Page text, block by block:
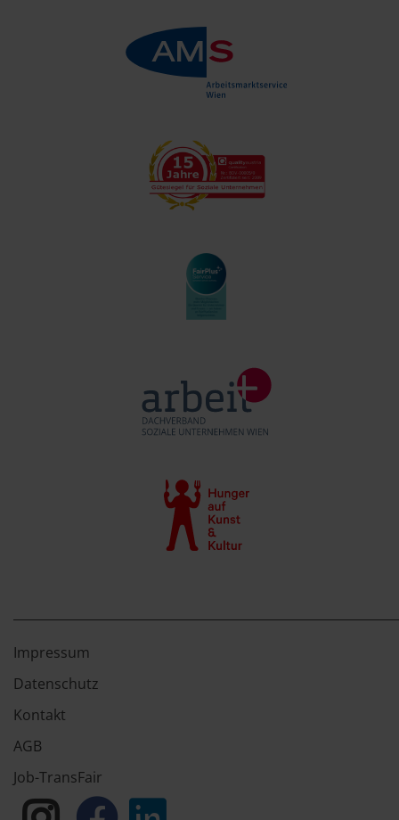
Impressum
Datenschutz
Kontakt
AGB
Job-TransFair